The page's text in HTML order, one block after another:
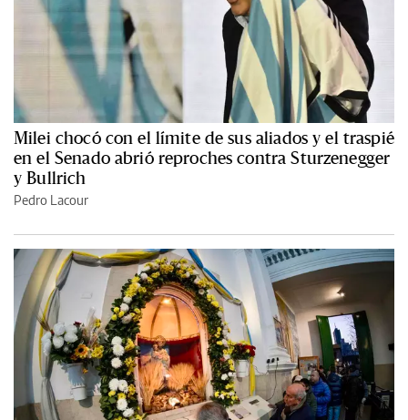
Milei chocó con el límite de sus aliados y el traspié
en el Senado abrió reproches contra Sturzenegger
y Bullrich
Pedro Lacour